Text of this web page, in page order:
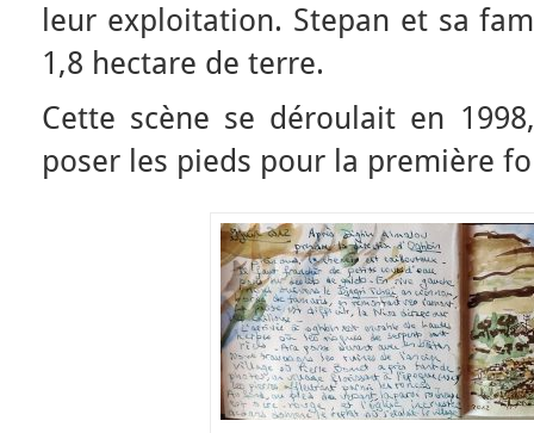
leur exploitation. Stepan et sa
1,8 hectare de terre.
Cette scène se déroulait en
poser les pieds pour la première